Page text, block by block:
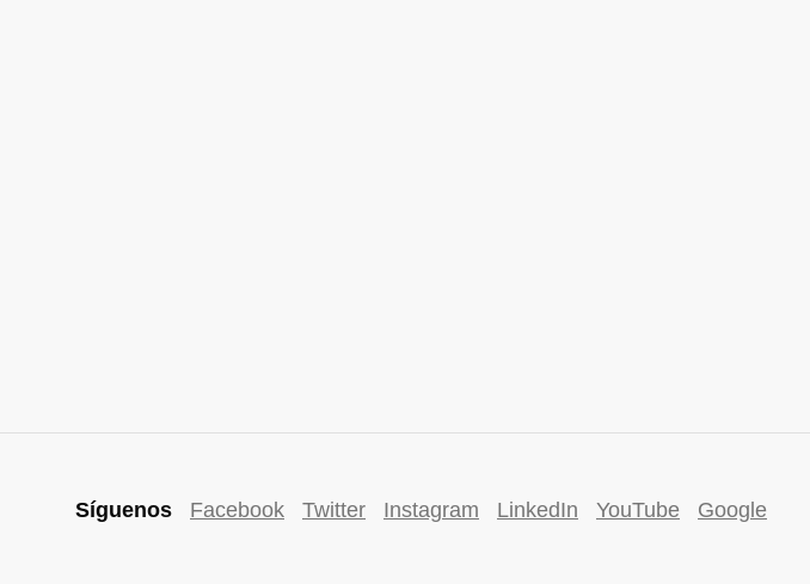
Síguenos Facebook Twitter Instagram LinkedIn YouTube Google